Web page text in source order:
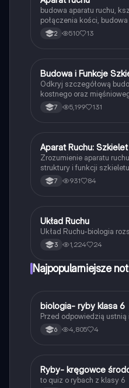
budowa aparatu ruchu,
połączenia kości,
kręgosłupa, budowa
kończyn, higiena i
2 510 13
Biologia
Budowa i Funkcje
Odkryj szczegółową
kostnego oraz
strukturze kości,
szkieletu, a także
7 5,199 131
Biologia
Aparat Ruchu:
Zrozumienie aparatu
struktury i funkcji
budowie kości, stawów,
mięśni w ruchu. Idealne
7 931 84
Biologia
Układ Ruchu
Układ Ruchu-biologia
3 1,224 24
Najpopularniejsze
BBiologia
biologia- ryby klasa 6
Przed odpowiedzią
6 4,805 4
RBiologia
Ryby- kręgowce
to quiz o rybach z klasy 6